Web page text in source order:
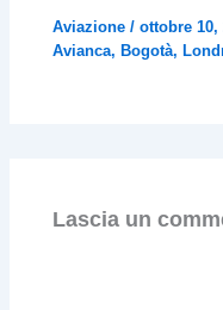
Aviazione /ottobre
Avianca,Bogotà,
Lascia un